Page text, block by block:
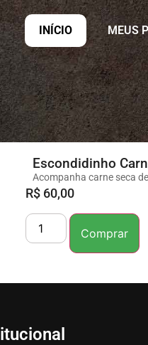
INÍCIO MEUS
Escondidinho
Acompanha carne seca
R$ 60,00
Comprar